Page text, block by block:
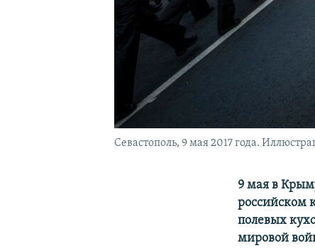
Севастополь, 9 мая 2017 года.
9 мая в
российском
полевых
мировой